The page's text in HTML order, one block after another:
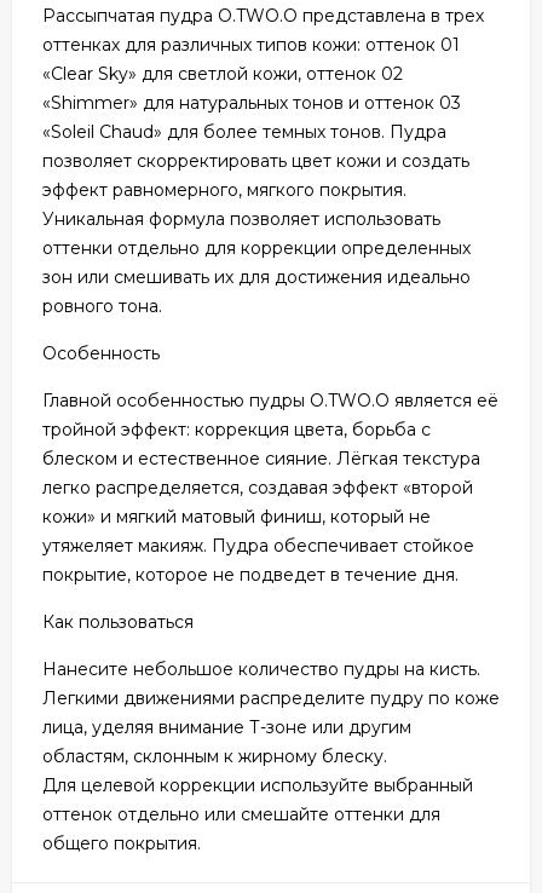
Рассыпчатая пудра O.TWO.O представлена в трех
оттенках для различных типов кожи: оттенок 01
«Clear Sky» для светлой кожи, оттенок 02
«Shimmer» для натуральных тонов и оттенок 03
«Soleil Chaud» для более темных тонов. Пудра
позволяет скорректировать цвет кожи и создать
эффект равномерного, мягкого покрытия.
Уникальная формула позволяет использовать
оттенки отдельно для коррекции определенных
зон или смешивать их для достижения идеально
ровного тона.
Особенность
Главной особенностью пудры O.TWO.O является её
тройной эффект: коррекция цвета, борьба с
блеском и естественное сияние. Лёгкая текстура
легко распределяется, создавая эффект «второй
кожи» и мягкий матовый финиш, который не
утяжеляет макияж. Пудра обеспечивает стойкое
покрытие, которое не подведет в течение дня.
Как пользоваться
Нанесите небольшое количество пудры на кисть.
Легкими движениями распределите пудру по коже
лица, уделяя внимание Т-зоне или другим
областям, склонным к жирному блеску.
Для целевой коррекции используйте выбранный
оттенок отдельно или смешайте оттенки для
общего покрытия.